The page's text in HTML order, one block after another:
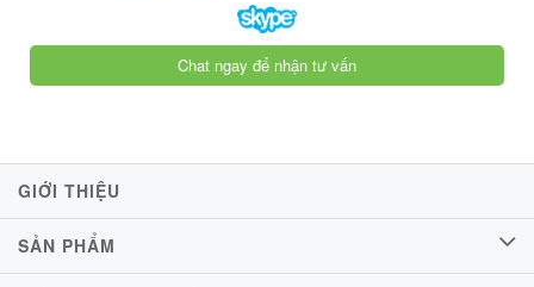
Chat ngay để nhận tư vấn
GIỚI THIỆU
SẢN PHẨM